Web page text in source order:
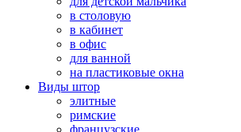
в столовую
в кабинет
в офис
для ванной
на пластиковые окна
Виды штор
элитные
римские
французские